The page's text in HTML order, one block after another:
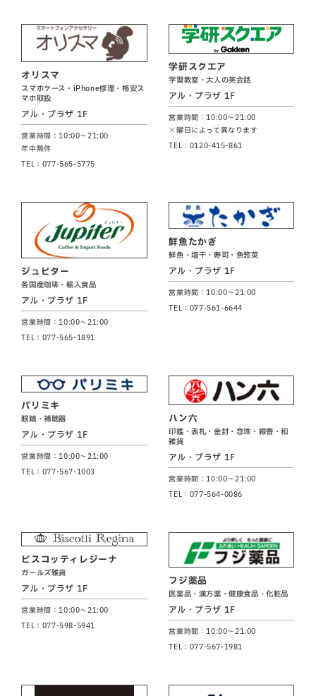
オリスマ
スマホケース・iPhone修理・格安ス
マホ取扱
アル・プラザ 1F
営業時間：10:00～21:00
年中無休
TEL：077-565-5775
学研スクエア
学習教室・大人の英会話
アル・プラザ 1F
営業時間：10:00～21:00
※曜日によって異なります
TEL：0120-415-861
ジュピター
各国産珈琲・輸入食品
アル・プラザ 1F
営業時間：10:00～21:00
TEL：077-565-1891
鮮魚たかぎ
鮮魚・塩干・寿司・魚惣菜
アル・プラザ 1F
営業時間：10:00～21:00
TEL：077-561-6644
パリミキ
眼鏡・補聴器
アル・プラザ 1F
営業時間：10:00～21:00
TEL：077-567-1003
ハン六
印鑑・表札・金封・念珠・線香・和
雑貨
アル・プラザ 1F
営業時間：10:00～21:00
TEL：077-564-0086
ビスコッティレジーナ
ガールズ雑貨
アル・プラザ 1F
営業時間：10:00～21:00
TEL：077-598-5941
フジ薬品
医薬品・漢方薬・健康食品・化粧品
アル・プラザ 1F
営業時間：10:00～21:00
TEL：077-567-1981